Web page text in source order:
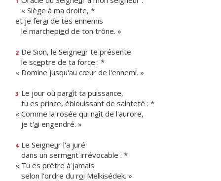
« Siège à ma droite, *
et je ferai de tes ennemis
le marchepied de ton trône. »
2 De Sion, le Seigneur te présente
le sceptre de ta force : *
« Domine jusqu'au cœur de l'ennemi. »
3 Le jour où paraît ta puissance,
tu es prince, éblouissant de sainteté : *
« Comme la rosée qui naît de l'aurore,
je t'ai engendré. »
4 Le Seigneur l'a juré
dans un serment irrévocable : *
« Tu es prêtre à jamais
selon l'ordre du roi Melkisédek. »